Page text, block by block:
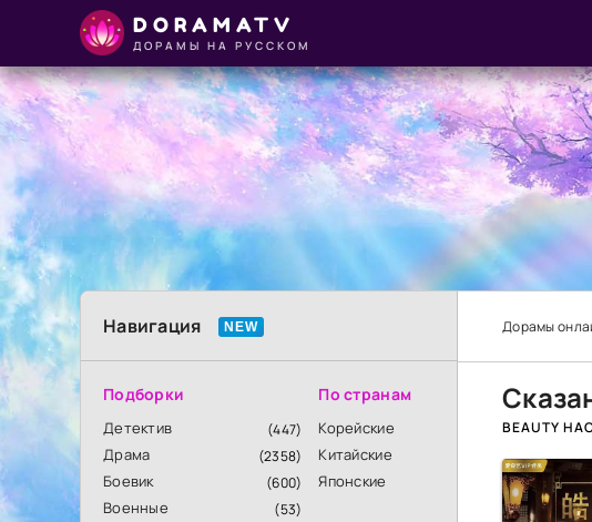
DORAMATV
ДОРАМЫ НА РУССКОМ
Навигация
Подборки
Детектив (447)
Драма (2358)
Боевик (600)
Военные (53)
По странам
Корейские
Китайские
Японские
Дорамы
BEAUTY